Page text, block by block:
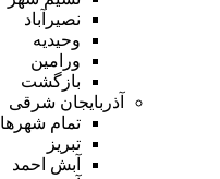
نصیرآباد
وحیدیه
ورامین
بازگشت
آذربایجان شرقی
تمام شهر‌ها
تبریز
آبش احمد